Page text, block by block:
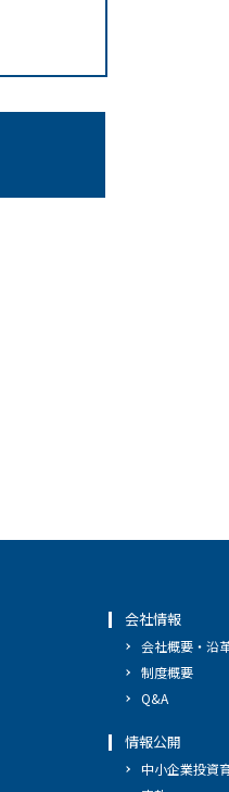
会社情報
会社概要・沿
制度概要
Q&A
情報公開
中小企業投資